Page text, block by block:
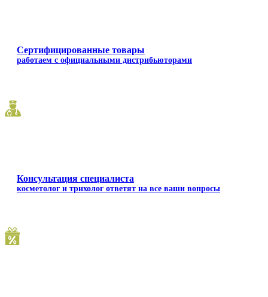
Сертифицированные товары
работаем с официальными дистрибьюторами
Консультация специалиста
косметолог и трихолог ответят на все ваши вопросы